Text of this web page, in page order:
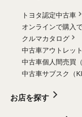
トヨタ認定中古車
オンラインで購入
クルマカタログ
中古車アウトレット
中古車個人間売買
中古車サブスク（
お店を探す